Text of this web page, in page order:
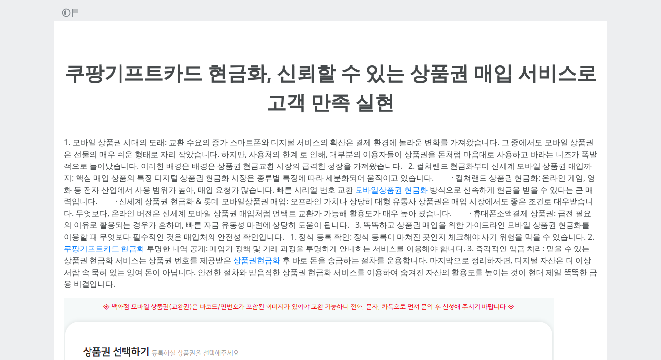
쿠팡기프트카드 현금화, 신뢰할 수 있는 상품권 매입 서비스로
고객 만족 실현
1. 모바일 상품권 시대의 도래: 교환 수요의 증가 스마트폰와 디지털 서비스의 확산은 결제 환경에 놀라운 변화를 가져왔습니다. 그 중에서도 모바일 상품권
은 선물의 매우 쉬운 형태로 자리 잡았습니다. 하지만, 사용처의 한계 로 인해, 대부분의 이용자들이 상품권을 돈처럼 마음대로 사용하고 바라는 니즈가 폭발
적으로 늘어났습니다. 이러한 배경은 배경은 상품권 현금교환 시장의 급격한 성장을 가져왔습니다. 2. 컬쳐랜드 현금화부터 신세계 모바일 상품권 매입까
지: 핵심 매입 상품의 특징 디지털 상품권 현금화 시장은 종류별 특징에 따라 세분화되어 움직이고 있습니다. · 컬쳐랜드 상품권 현금화: 온라인 게임, 영
화 등 전자 산업에서 사용 범위가 높아, 매입 요청가 많습니다. 빠른 시리얼 번호 교환 모바일상품권 현금화 방식으로 신속하게 현금을 받을 수 있다는 큰 매
력입니다. · 신세계 상품권 현금화 & 롯데 모바일상품권 매입: 오프라인 가치나 상당히 대형 유통사 상품권은 매입 시장에서도 좋은 조건로 대우받습니
다. 무엇보다, 온라인 버전은 신세계 모바일 상품권 매입처럼 언택트 교환가 가능해 활용도가 매우 높아 졌습니다. · 휴대폰소액결제 상품권: 급전 필요
의 이유로 활용되는 경우가 흔하며, 빠른 자금 유동성 마련에 상당히 도움이 됩니다. 3. 똑똑하고 상품권 매입을 위한 가이드라인 모바일 상품권 현금화를
이용할 때 무엇보다 필수적인 것은 매입처의 안전성 확인입니다. 1. 정식 등록 확인: 정식 등록이 마쳐진 곳인지 체크해야 사기 위험을 막을 수 있습니다. 2.
쿠팡기프트카드 현금화 투명한 내역 공개: 매입가 정책 및 거래 과정을 투명하게 안내하는 서비스를 이용해야 합니다. 3. 즉각적인 입금 처리: 믿을 수 있는
상품권 현금화 서비스는 상품권 번호를 제공받은 상품권현금화 후 바로 돈을 송금하는 절차를 운용합니다. 마지막으로 정리하자면, 디지털 자산은 더 이상
서랍 속 묵혀 있는 잉여 돈이 아닙니다. 안전한 절차와 믿음직한 상품권 현금화 서비스를 이용하여 숨겨진 자산의 활용도를 높이는 것이 현대 제일 똑똑한 금
융 비결입니다.